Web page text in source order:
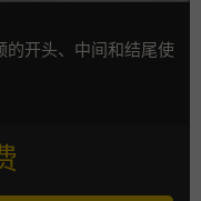
的开头、中间和结尾使